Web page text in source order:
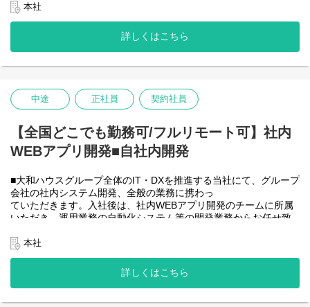
＜クライアントは大和ハウスグループ全体＞
出資は大和ハウス本体になりますが、売上好調かつDX推進の優先
度が高いため、投資を惜しむことはありません。
潤沢なリソースのもと、最上流から変革を進めていくことが可能
社後の勤務地は問いません。また、働く時間に制限もなく、月160
時間の勤務で、午前５時～２２時までの間であれば、自由な時間
に働いていただけます。業務を途中で中断したり、働く時間を調
整できるので、家事、育児、介護などとの両立も可能です。社員
ると思っておりますのでフルフレックスです。
＜クライアントは大和ハウスグループ全体＞
名の
全てに関わるシステムを担っています。
出資は大和ハウス本体になりますが、売上好調かつDX推進の優先
潤沢なリソースのもと、最上流から変革を進めていくことが可能
です。
＜詳細な業務例／基本的な技術仕様＞
業務ヒアリング、要件定義、基本設計、詳細設計、実装、テス
ト、リリースまで開発作業を一気通貫で担当していただきます。
環境の運用・保守までをお任せします。
使用ツール：
-UiPath
本社
詳しくはこちら
中途 正社員 契約社員
【全国どこでも勤務可/フルリモート可】社内
WEBアプリ開発■自社内開発
■大和ハウスグループ全体のIT・DXを推進する当社にて、グループ
会社の社内システム開発、全般の業務に携わっ
ていただきます。入社後は、社内WEBアプリ開発のチームに所属
いただき、運用業務の自動化システム等の開発業務からお任せ致
【将来的に】要件定義から設計、運用まで全般を行い、早い段階
で技術スペシャリストとして、技術面からメンバーを引っ張って
いただく役割を期待しています。
会社としてDX推進を進める中、AIを使って新たな価値を生む仕
本社
詳しくはこちら